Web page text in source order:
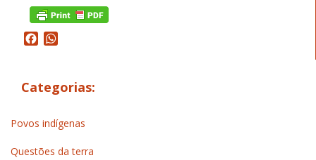
Facebook
Categorias:
Povos indígenas
Questões da terra